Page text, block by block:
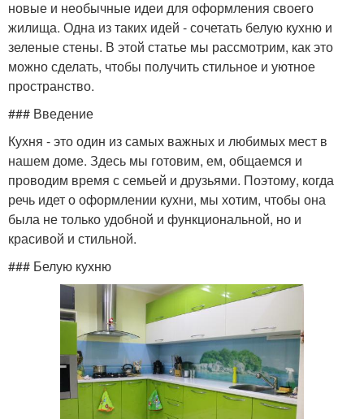
новые и необычные идеи для оформления своего
жилища. Одна из таких идей - сочетать белую кухню и
зеленые стены. В этой статье мы рассмотрим, как это
можно сделать, чтобы получить стильное и уютное
пространство.
### Введение
Кухня - это один из самых важных и любимых мест в
нашем доме. Здесь мы готовим, ем, общаемся и
проводим время с семьей и друзьями. Поэтому, когда
речь идет о оформлении кухни, мы хотим, чтобы она
была не только удобной и функциональной, но и
красивой и стильной.
### Белую кухню